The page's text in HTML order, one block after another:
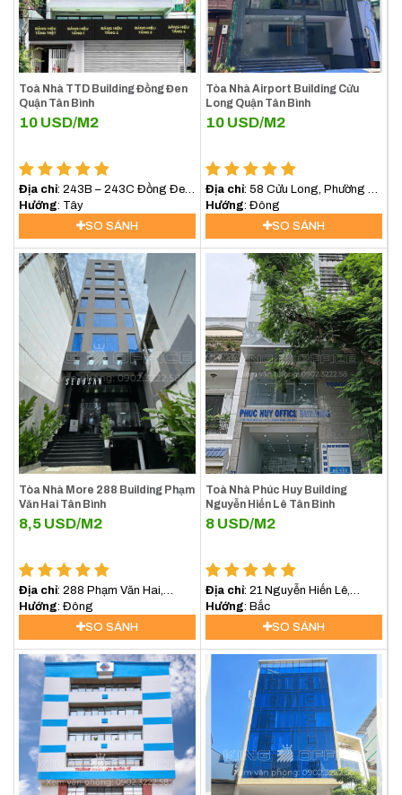
Toà Nhà TTD Building Đồng Đen
Quận Tân Bình
10 USD/M2
Địa chỉ: 243B – 243C Đồng Đen,
Phường 10, Quận Tân Bình
Hướng : Tây
SO SÁNH
Tòa Nhà Airport Building Cửu
Long Quận Tân Bình
10 USD/M2
Địa chỉ: 58 Cửu Long, Phường 2,
Quận Tân Bình
Hướng : Đông
SO SÁNH
Tòa Nhà More 288 Building Phạm
Văn Hai Tân Bình
8,5 USD/M2
Địa chỉ: 288 Phạm Văn Hai,
Phường 5, Quận Tân Bình
Hướng : Đông
SO SÁNH
Toà Nhà Phúc Huy Building
Nguyễn Hiến Lê Tân Bình
8 USD/M2
Địa chỉ: 21 Nguyễn Hiến Lê,
Phường 13, Tân Bình
Hướng
: Bắc
SO SÁNH